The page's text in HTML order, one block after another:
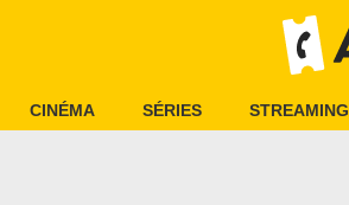
CINÉMA SÉRIES STREAMING